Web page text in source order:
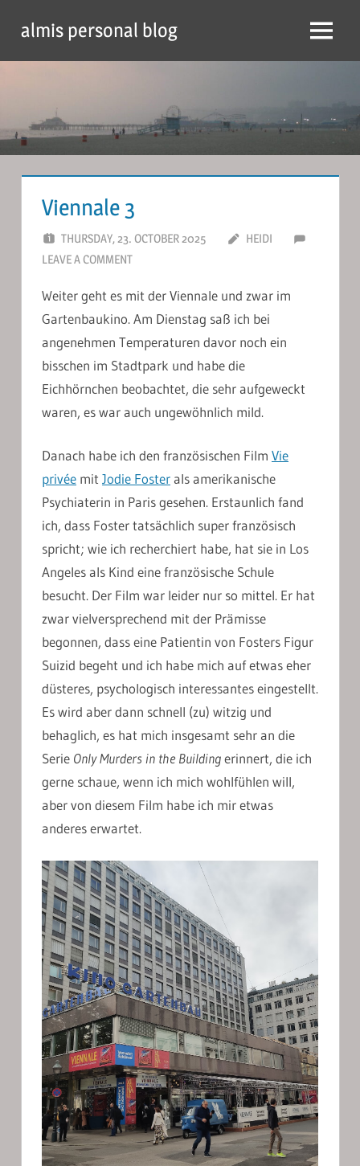
content
almis personal blog Menu
Viennale 3
THURSDAY, 23. OCTOBER 2025
HEIDI
LEAVE A COMMENT
Weiter geht es mit der Viennale und zwar im
Gartenbaukino. Am Dienstag saß ich bei
angenehmen Temperaturen davor noch ein
bisschen im Stadtpark und habe die
Eichhörnchen beobachtet, die sehr aufgeweckt
waren, es war auch ungewöhnlich mild.
Danach habe ich den französischen Film Vie
privée mit Jodie Fosterals amerikanische
Psychiaterin in Paris gesehen. Erstaunlich fand
ich, dass Foster tatsächlich super französisch
spricht; wie ich recherchiert habe, hat sie in Los
Angeles als Kind eine französische Schule
besucht. Der Film war leider nur so mittel. Er hat
zwar vielversprechend mit der Prämisse
begonnen, dass eine Patientin von Fosters Figur
Suizid begeht und ich habe mich auf etwas eher
düsteres, psychologisch interessantes eingestellt.
Es wird aber dann schnell (zu) witzig und
behaglich, es hat mich insgesamt sehr an die
Serie Only Murders in the Buildingerinnert, die ich
gerne schaue, wenn ich mich wohlfühlen will,
aber von diesem Film habe ich mir etwas
anderes erwartet.